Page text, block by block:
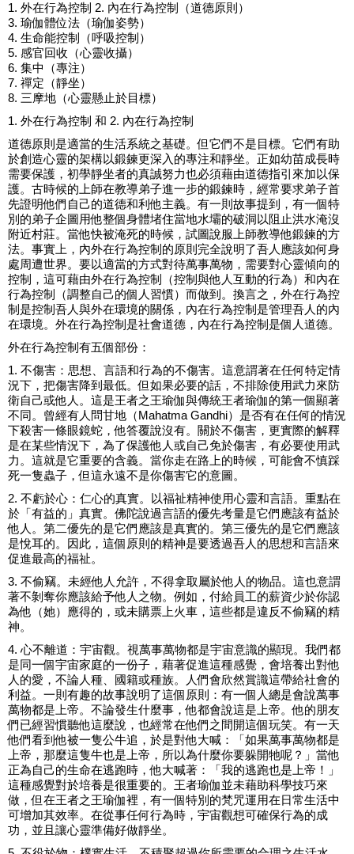
1. 外在行為控制 2. 內在行為控制（道德原則）
3. 瑜伽體位法（瑜伽姿勢）
4. 生命能控制（呼吸控制）
5. 感官回收（心靈收攝）
6. 集中（專注）
7. 禪定（靜坐）
8. 三摩地（心靈懸止於目標）
1. 外在行為控制 和 2. 內在行為控制
道德原則是適當的生活系統之基礎。但它們不是目標。它們有助
於創造心靈的架構以鍛鍊更深入的專注和靜坐。正如幼苗成長時
需要保護，初學靜坐者的真誠努力也必須藉由道德指引來加以保
護。古時候的上師在教導弟子進一步的鍛鍊時，經常要求弟子首
先證明他們自己的道德和利他主義。有一則故事提到，有一個特
別的弟子企圖用他整個身體堵住當地水壩的破洞以阻止洪水淹沒
附近村莊。當他快被淹死的時候，試圖說服上師教導他鍛鍊的方
法。事實上，內外在行為控制的原則完全說明了吾人應該如何身
處周遭世界。要以適當的方式對待萬事萬物，需要對心靈傾向的
控制，這可藉由外在行為控制（控制與他人互動的行為）和內在
行為控制（調整自己的個人習慣）而做到。換言之，外在行為控
制是控制吾人與外在環境的關係，內在行為控制是管理吾人的內
在環境。外在行為控制是社會道德，內在行為控制是個人道德。
外在行為控制有五個部份：
1. 不傷害：思想、言語和行為的不傷害。這意謂著在任何特定情
況下，把傷害降到最低。但如果必要的話，不排除使用武力來防
衛自己或他人。這是王者之王瑜伽與傳統王者瑜伽的第一個顯著
不同。曾經有人問甘地（Mahatma Gandhi）是否有在任何的情況
下殺害一條眼鏡蛇，他答覆說沒有。關於不傷害，更實際的解釋
是在某些情況下，為了保護他人或自己免於傷害，有必要使用武
力。這就是它重要的含義。當你走在路上的時候，可能會不慎踩
死一隻蟲子，但這永遠不是你傷害它的意圖。
2. 不虧於心：仁心的真實。以福祉精神使用心靈和言語。重點在
於「有益的」真實。佛陀說過言語的優先考量是它們應該有益於
他人。第二優先的是它們應該是真實的。第三優先的是它們應該
是悅耳的。因此，這個原則的精神是要透過吾人的思想和言語來
促進最高的福祉。
3. 不偷竊。未經他人允許，不得拿取屬於他人的物品。這也意謂
著不剝奪你應該給予他人之物。例如，付給員工的薪資少於你認
為他（她）應得的，或未購票上火車，這些都是違反不偷竊的精
神。
4. 心不離道：宇宙觀。視萬事萬物都是宇宙意識的顯現。我們都
是同一個宇宙家庭的一份子，藉著促進這種感覺，會培養出對他
人的愛，不論人種、國籍或種族。人們會欣然賞識這帶給社會的
利益。一則有趣的故事說明了這個原則：有一個人總是會說萬事
萬物都是上帝。不論發生什麼事，他都會說這是上帝。他的朋友
們已經習慣聽他這麼說，也經常在他們之間開這個玩笑。有一天
他們看到他被一隻公牛追，於是對他大喊：「如果萬事萬物都是
上帝，那麼這隻牛也是上帝，所以為什麼你要躲開牠呢？」當他
正為自己的生命在逃跑時，他大喊著：「我的逃跑也是上帝！」
這種感覺對於培養是很重要的。王者瑜伽並未藉助科學技巧來
做，但在王者之王瑜伽裡，有一個特別的梵咒運用在日常生活中
可增加其效率。在從事任何行為時，宇宙觀想可確保行為的成
功，並且讓心靈準備好做靜坐。